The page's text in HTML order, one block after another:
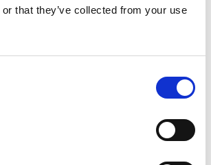
that they’ve collected from your use